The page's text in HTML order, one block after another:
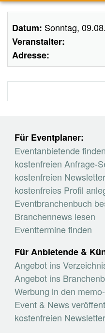
Datum: Sonntag,
Veranstalter:
Adresse:
Für Eventplaner:
Eventanbietende finden
kostenfreien Anfrage-
kostenfreien
kostenfreies Profil
Eventbranchenbuch
Branchennews lesen
Eventtermine finden
Für Anbietende &
Angebot ins
Angebot ins
Werbung in den
Event & News
kostenfreien